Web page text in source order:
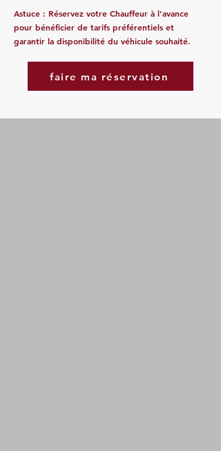
Astuce : Réservez votre Chauffeur à l'avance
pour bénéficier de tarifs préférentiels et
garantir la disponibilité du véhicule souhaité.
faire ma réservation